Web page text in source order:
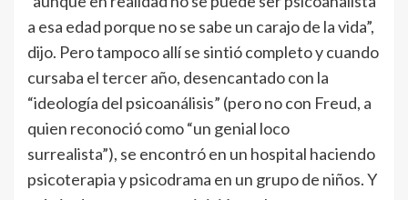
a esa edad porque no se sabe un carajo de la vida”,
dijo. Pero tampoco allí se sintió completo y cuando
cursaba el tercer año, desencantado con la
“ideología del psicoanálisis” (pero no con Freud, a
quien reconoció como “un genial loco
surrealista”), se encontró en un hospital haciendo
psicoterapia y psicodrama en un grupo de niños. Y